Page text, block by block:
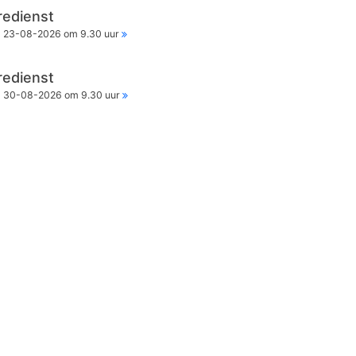
23-08-2026 om 9.30 uur
30-08-2026 om 9.30 uur